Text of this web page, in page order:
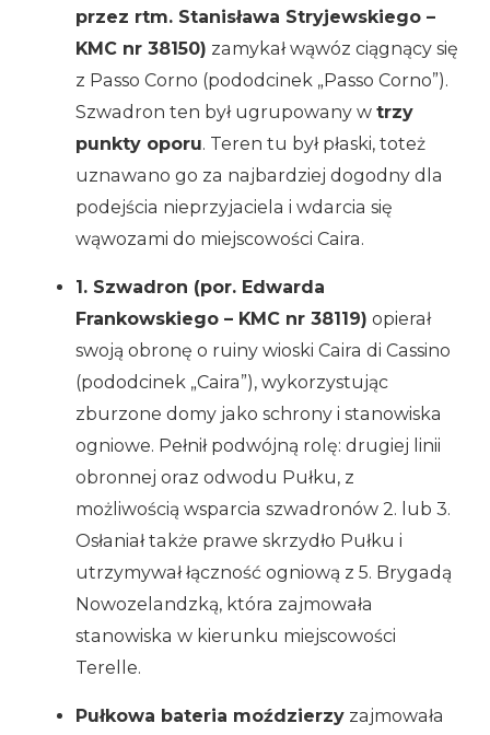
przez rtm. Stanisława Stryjewskiego –
KMC nr 38150) zamykał wąwóz ciągnący się
z Passo Corno (pododcinek „Passo Corno”).
Szwadron ten był ugrupowany w trzy
punkty oporu. Teren tu był płaski, toteż
uznawano go za najbardziej dogodny dla
podejścia nieprzyjaciela i wdarcia się
wąwozami do miejscowości Caira.
1. Szwadron (por. Edwarda
Frankowskiego – KMC nr 38119) opierał
swoją obronę o ruiny wioski Caira di Cassino
(pododcinek „Caira”), wykorzystując
zburzone domy jako schrony i stanowiska
ogniowe. Pełnił podwójną rolę: drugiej linii
obronnej oraz odwodu Pułku, z
możliwością wsparcia szwadronów 2. lub 3.
Osłaniał także prawe skrzydło Pułku i
utrzymywał łączność ogniową z 5. Brygadą
Nowozelandzką, która zajmowała
stanowiska w kierunku miejscowości
Terelle.
Pułkowa bateria moździerzy zajmowała